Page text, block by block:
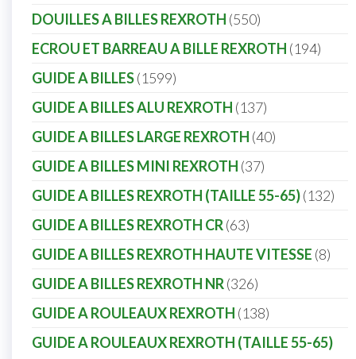
DOUILLES A BILLES REXROTH 550
ECROU ET BARREAU A BILLE REXROTH 194
GUIDE A BILLES 1599
GUIDE A BILLES ALU REXROTH 137
GUIDE A BILLES LARGE REXROTH 40
GUIDE A BILLES MINI REXROTH 37
GUIDE A BILLES REXROTH (TAILLE 55-65) 132
GUIDE A BILLES REXROTH CR 63
GUIDE A BILLES REXROTH HAUTE VITESSE 8
GUIDE A BILLES REXROTH NR 326
GUIDE A ROULEAUX REXROTH 138
GUIDE A ROULEAUX REXROTH (TAILLE 55-65)